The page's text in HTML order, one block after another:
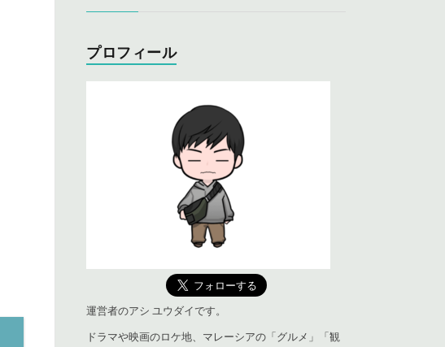
プロフィール
運営者のアシ ユウダイです。
ドラマや映画のロケ地、マレーシアの「グルメ」「観